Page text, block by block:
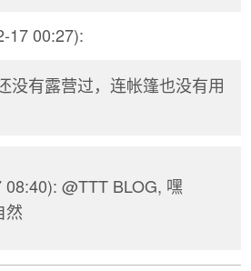
17 00:27):
没有露营过，连帐篷也没有用
08:40): @TTT BLOG, 嘿
然